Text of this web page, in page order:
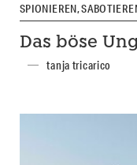
SPIONIEREN,
Das böse
tanja tricarico